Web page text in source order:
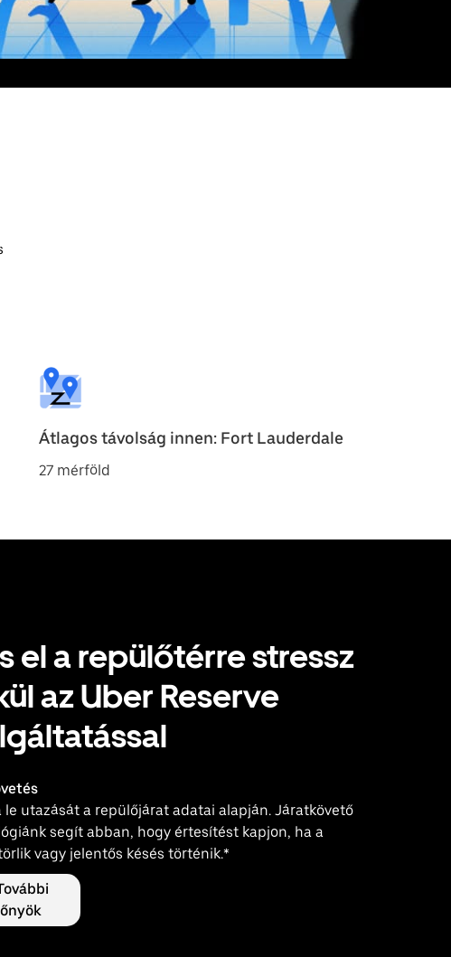
Átlagos távolság innen: Fort Lauderdale
27 mérföld
el a repülőtérre stressz
az Uber Reserve
le utazását a repülőjárat adatai alapján. Járatkövető
segít abban, hogy értesítést kapjon, ha a
vagy jelentős késés történik.*